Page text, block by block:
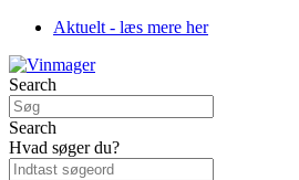
Aktuelt - læs mere her
Search
Search
Hvad søger du?